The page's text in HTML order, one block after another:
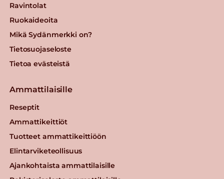
Ravintolat
Ruokaideoita
Mikä Sydänmerkki on?
Tietosuojaseloste
Tietoa evästeistä
Ammattilaisille
Reseptit
Ammattikeittiöt
Tuotteet ammattikeittiöön
Elintarviketeollisuus
Ajankohtaista ammattilaisille